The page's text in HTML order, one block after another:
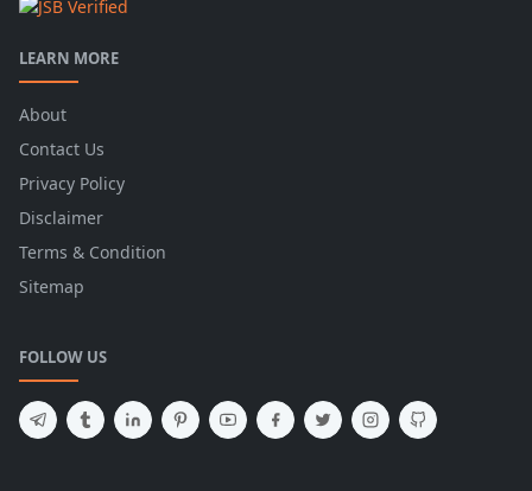
LEARN MORE
About
Contact Us
Privacy Policy
Disclaimer
Terms & Condition
Sitemap
FOLLOW US